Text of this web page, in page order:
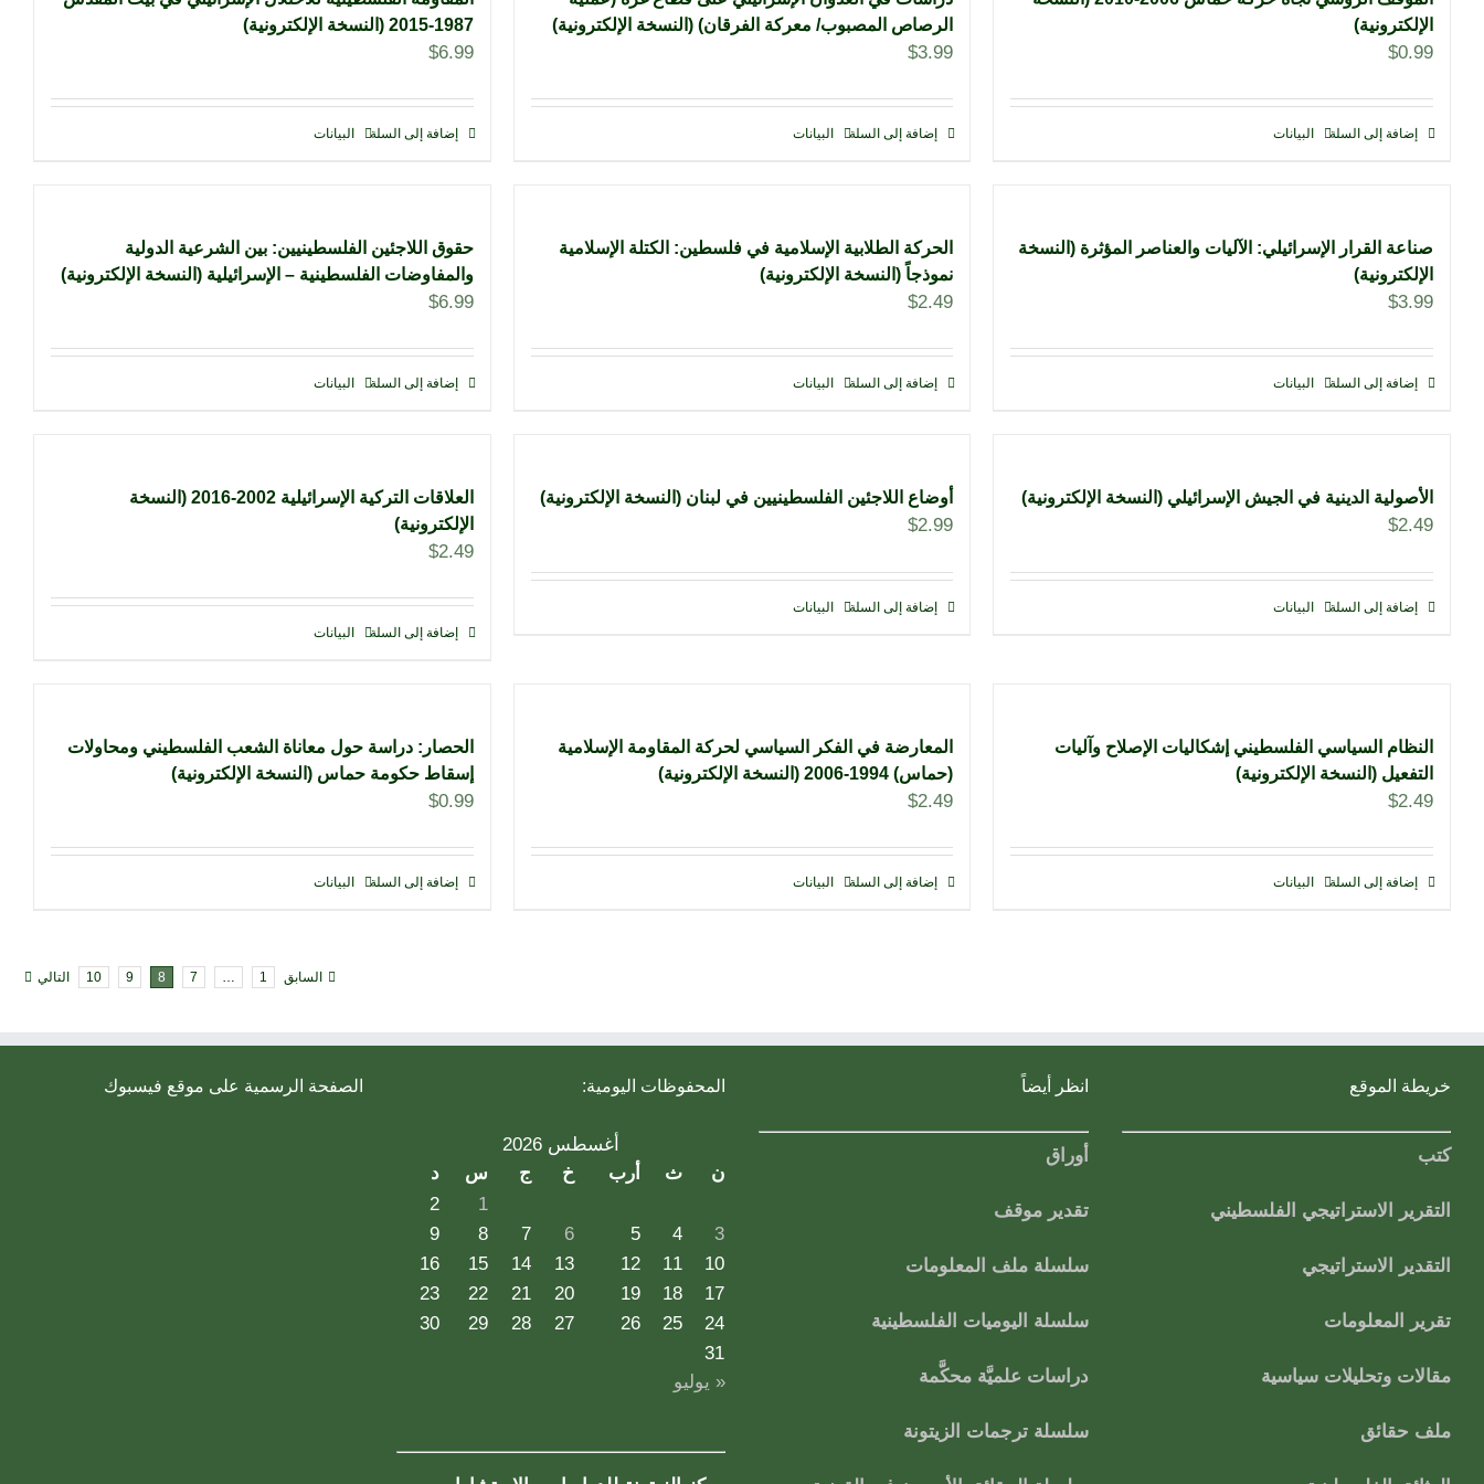
الإلكترونية)
$0.99
إضافة إلى السلة البيانات
الرصاص المصبوب/ معركة الفرقان) (النسخة الإلكترونية)
$3.99
إضافة إلى السلة البيانات
1987-2015 (النسخة الإلكترونية)
$6.99
إضافة إلى السلة البيانات
صناعة القرار الإسرائيلي: الآليات والعناصر المؤثرة (النسخة
الإلكترونية)
$3.99
إضافة إلى السلة البيانات
الحركة الطلابية الإسلامية في فلسطين: الكتلة الإسلامية
نموذجاً (النسخة الإلكترونية)
$2.49
إضافة إلى السلة البيانات
حقوق اللاجئين الفلسطينيين: بين الشرعية الدولية
والمفاوضات الفلسطينية – الإسرائيلية (النسخة الإلكترونية)
$6.99
إضافة إلى السلة البيانات
الأصولية الدينية في الجيش الإسرائيلي (النسخة الإلكترونية)
$2.49
إضافة إلى السلة البيانات
أوضاع اللاجئين الفلسطينيين في لبنان (النسخة الإلكترونية)
$2.99
إضافة إلى السلة البيانات
العلاقات التركية الإسرائيلية 2002-2016 (النسخة
الإلكترونية)
$2.49
إضافة إلى السلة البيانات
النظام السياسي الفلسطيني إشكاليات الإصلاح وآليات
التفعيل (النسخة الإلكترونية)
$2.49
إضافة إلى السلة البيانات
المعارضة في الفكر السياسي لحركة المقاومة الإسلامية
(حماس) 1994-2006 (النسخة الإلكترونية)
$2.49
إضافة إلى السلة البيانات
الحصار: دراسة حول معاناة الشعب الفلسطيني ومحاولات
إسقاط حكومة حماس (النسخة الإلكترونية)
$0.99
إضافة إلى السلة البيانات
السابق 1
…
7
8
9
10 التالي
خريطة الموقع
كتب
التقرير الاستراتيجي الفلسطيني
التقدير الاستراتيجي
تقرير المعلومات
مقالات وتحليلات سياسية
ملف حقائق
انظر أيضاً
أوراق
تقدير موقف
سلسلة ملف المعلومات
سلسلة اليوميات الفلسطينية
دراسات علميَّة محكَّمة
سلسلة ترجمات الزيتونة
المحفوظات اليومية:
أغسطس 2026
ن
ث أرب خ ج س
د
1
2
3
4
5
6
7
8
9
10
11
12
13
14
15
16
17
18
19
20
21
22
23
24
25
26
27
28
29
30
31
« يوليو
الصفحة الرسمية على موقع فيسبوك